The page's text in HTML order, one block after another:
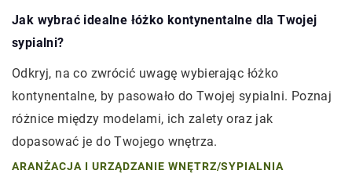
Jak wybrać idealne łóżko kontynentalne dla Twojej
sypialni?
Odkryj, na co zwrócić uwagę wybierając łóżko
kontynentalne, by pasowało do Twojej sypialni. Poznaj
różnice między modelami, ich zalety oraz jak
dopasować je do Twojego wnętrza.
ARANŻACJA I URZĄDZANIE WNĘTRZ/SYPIALNIA